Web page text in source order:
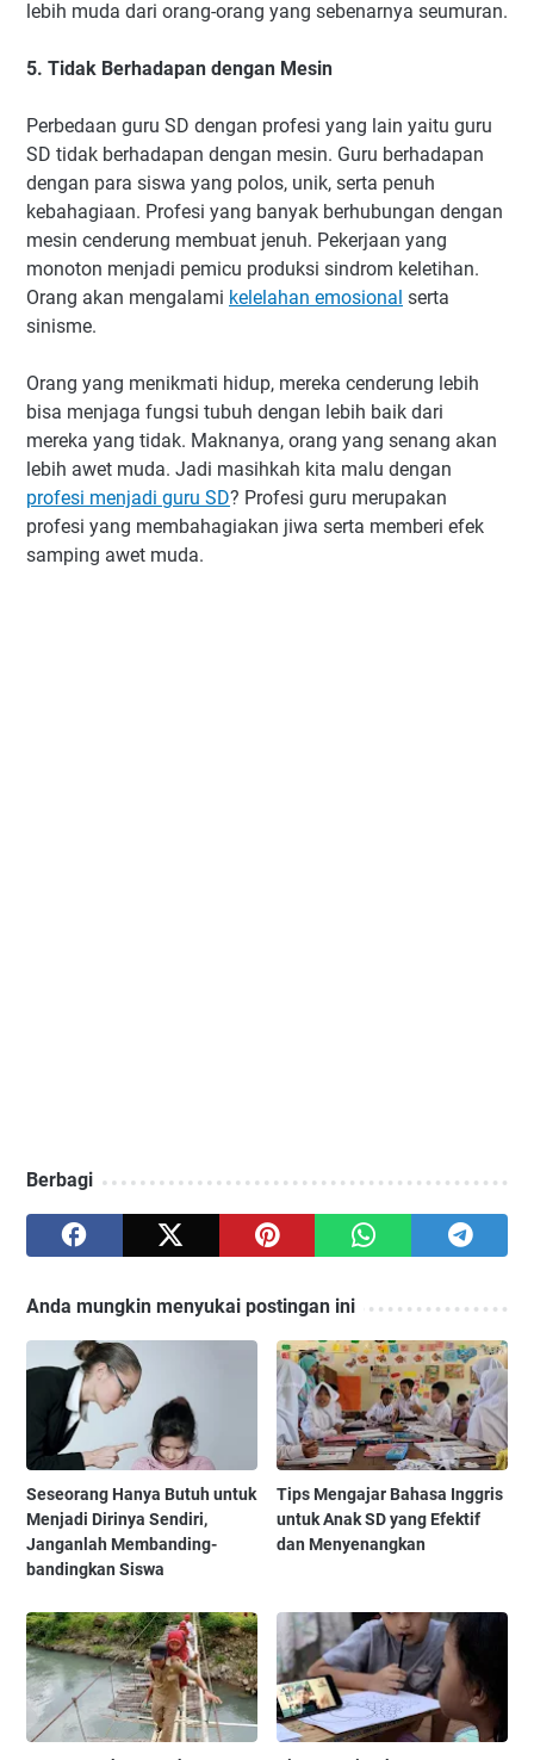
lebih muda dari orang-orang yang sebenarnya seumuran.
5. Tidak Berhadapan dengan Mesin
Perbedaan guru SD dengan profesi yang lain yaitu guru
SD tidak berhadapan dengan mesin. Guru berhadapan
dengan para siswa yang polos, unik, serta penuh
kebahagiaan. Profesi yang banyak berhubungan dengan
mesin cenderung membuat jenuh. Pekerjaan yang
monoton menjadi pemicu produksi sindrom keletihan.
Orang akan mengalami kelelahan emosional serta
sinisme.
Orang yang menikmati hidup, mereka cenderung lebih
bisa menjaga fungsi tubuh dengan lebih baik dari
mereka yang tidak. Maknanya, orang yang senang akan
lebih awet muda. Jadi masihkah kita malu dengan
profesi menjadi guru SD? Profesi guru merupakan
profesi yang membahagiakan jiwa serta memberi efek
samping awet muda.
Berbagi
Anda mungkin menyukai postingan ini
Seseorang Hanya Butuh untuk
Menjadi Dirinya Sendiri,
Janganlah Membanding-
bandingkan Siswa
Tips Mengajar Bahasa Inggris
untuk Anak SD yang Efektif
dan Menyenangkan